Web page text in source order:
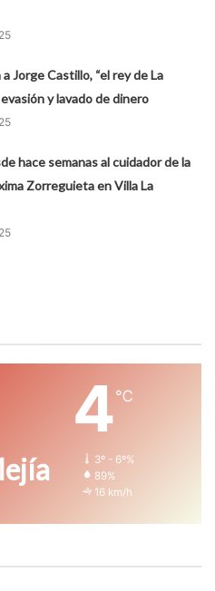
Jorge Castillo, “el rey de La
evasión y lavado de dinero
hace semanas al cuidador de la
Zorreguieta en Villa La
4℃
3º - 6º%
89%
16 km/h